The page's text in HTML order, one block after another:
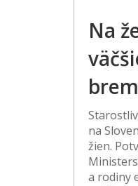
Na
na
žien.
a rodiny